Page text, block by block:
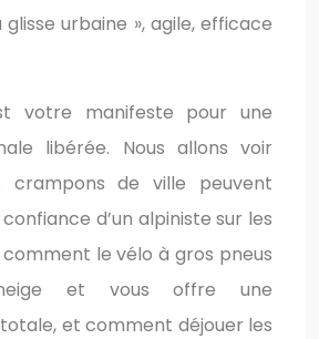
urbaine », agile, efficace
votre manifeste pour une
libérée. Nous allons voir
crampons de ville peuvent
d’un alpiniste sur les
le vélo à gros pneus
et vous offre une
et comment déjouer les